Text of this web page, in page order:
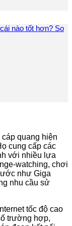
nào tốt hơn? So
quang hiện
cung cấp các
với nhiều lựa
watching, chơi
như Giga
nhu cầu sử
tốc độ cao
trường hợp,